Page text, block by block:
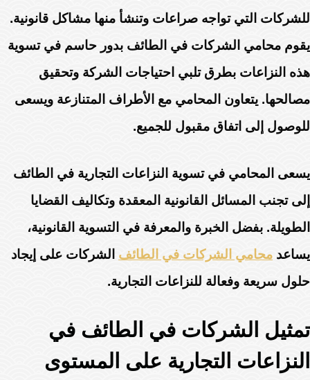
للشركات التي تواجه صراعات وتنشأ منها مشاكل قانونية.
يقوم محامي الشركات في الطائف بدور حاسم في تسوية
هذه النزاعات بطرق تلبي احتياجات الشركة وتحقيق
مصالحها. يتعاون المحامي مع الأطراف المتنازعة ويسعى
للوصول إلى اتفاق مقبول للجميع.
يسعى المحامي في تسوية النزاعات التجارية في الطائف
إلى تجنب المسائل القانونية المعقدة وتكاليف القضايا
الطويلة. بفضل الخبرة والمعرفة في التسوية القانونية،
يساعد محامي الشركات في الطائف الشركات على إيجاد
حلول سريعة وفعالة للنزاعات التجارية.
تمثيل الشركات في الطائف في
النزاعات التجارية على المستوى